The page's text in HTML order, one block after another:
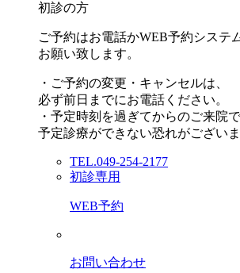
初診の方
ご予約はお電話かWEB予約システ
お願い致します。
・ご予約の変更・キャンセルは、
必ず前日までにお電話ください。
・予定時刻を過ぎてからのご来院で
予定診療ができない恐れがございま
TEL.049-254-2177
初診専用
WEB予約
お問い合わせ